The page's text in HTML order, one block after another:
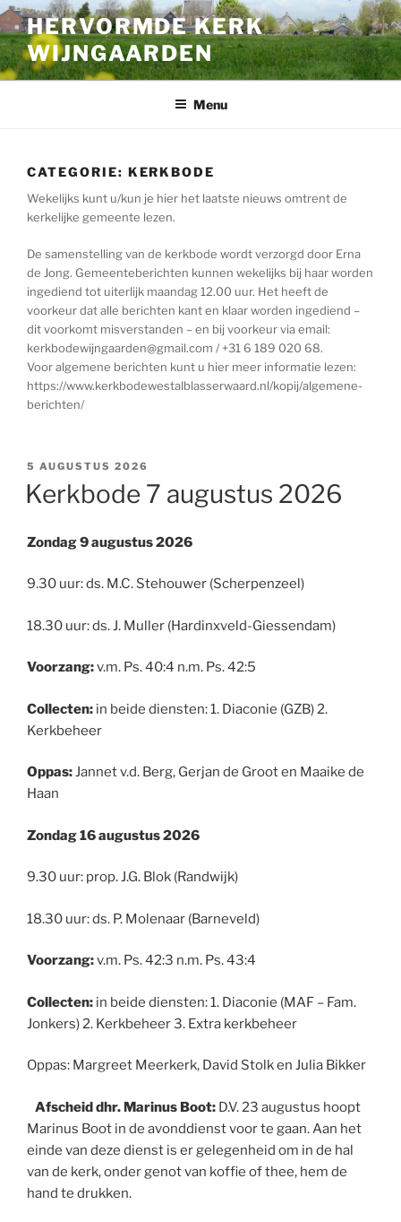
Ga
naar
de
inhoud
HERVORMDE KERK
WIJNGAARDEN
Menu
CATEGORIE: KERKBODE
Wekelijks kunt u/kun je hier het laatste nieuws omtrent de
kerkelijke gemeente lezen.
De samenstelling van de kerkbode wordt verzorgd door Erna
de Jong. Gemeenteberichten kunnen wekelijks bij haar worden
ingediend tot uiterlijk maandag 12.00 uur. Het heeft de
voorkeur dat alle berichten kant en klaar worden ingediend –
dit voorkomt misverstanden – en bij voorkeur via email:
kerkbodewijngaarden@gmail.com / +31 6 189 020 68.
Voor algemene berichten kunt u hier meer informatie lezen:
https://www.kerkbodewestalblasserwaard.nl/kopij/algemene-
berichten/
GEPLAATST
OP
5 AUGUSTUS 2026
Kerkbode 7 augustus 2026
Zondag 9 augustus 2026
9.30 uur: ds. M.C. Stehouwer (Scherpenzeel)
18.30 uur: ds. J. Muller (Hardinxveld-Giessendam)
Voorzang:v.m. Ps. 40:4 n.m. Ps. 42:5
Collecten: in beide diensten: 1. Diaconie (GZB) 2.
Kerkbeheer
Oppas:Jannet v.d. Berg, Gerjan de Groot en Maaike de
Haan
Zondag 16 augustus 2026
9.30 uur: prop. J.G. Blok (Randwijk)
18.30 uur: ds. P. Molenaar (Barneveld)
Voorzang:v.m. Ps. 42:3 n.m. Ps. 43:4
Collecten: in beide diensten: 1. Diaconie (MAF – Fam.
Jonkers) 2. Kerkbeheer 3. Extra kerkbeheer
Oppas: Margreet Meerkerk, David Stolk en Julia Bikker
Afscheid dhr. Marinus Boot: D.V. 23 augustus hoopt
Marinus Boot in de avonddienst voor te gaan. Aan het
einde van deze dienst is er gelegenheid om in de hal
van de kerk, onder genot van koffie of thee, hem de
hand te drukken.